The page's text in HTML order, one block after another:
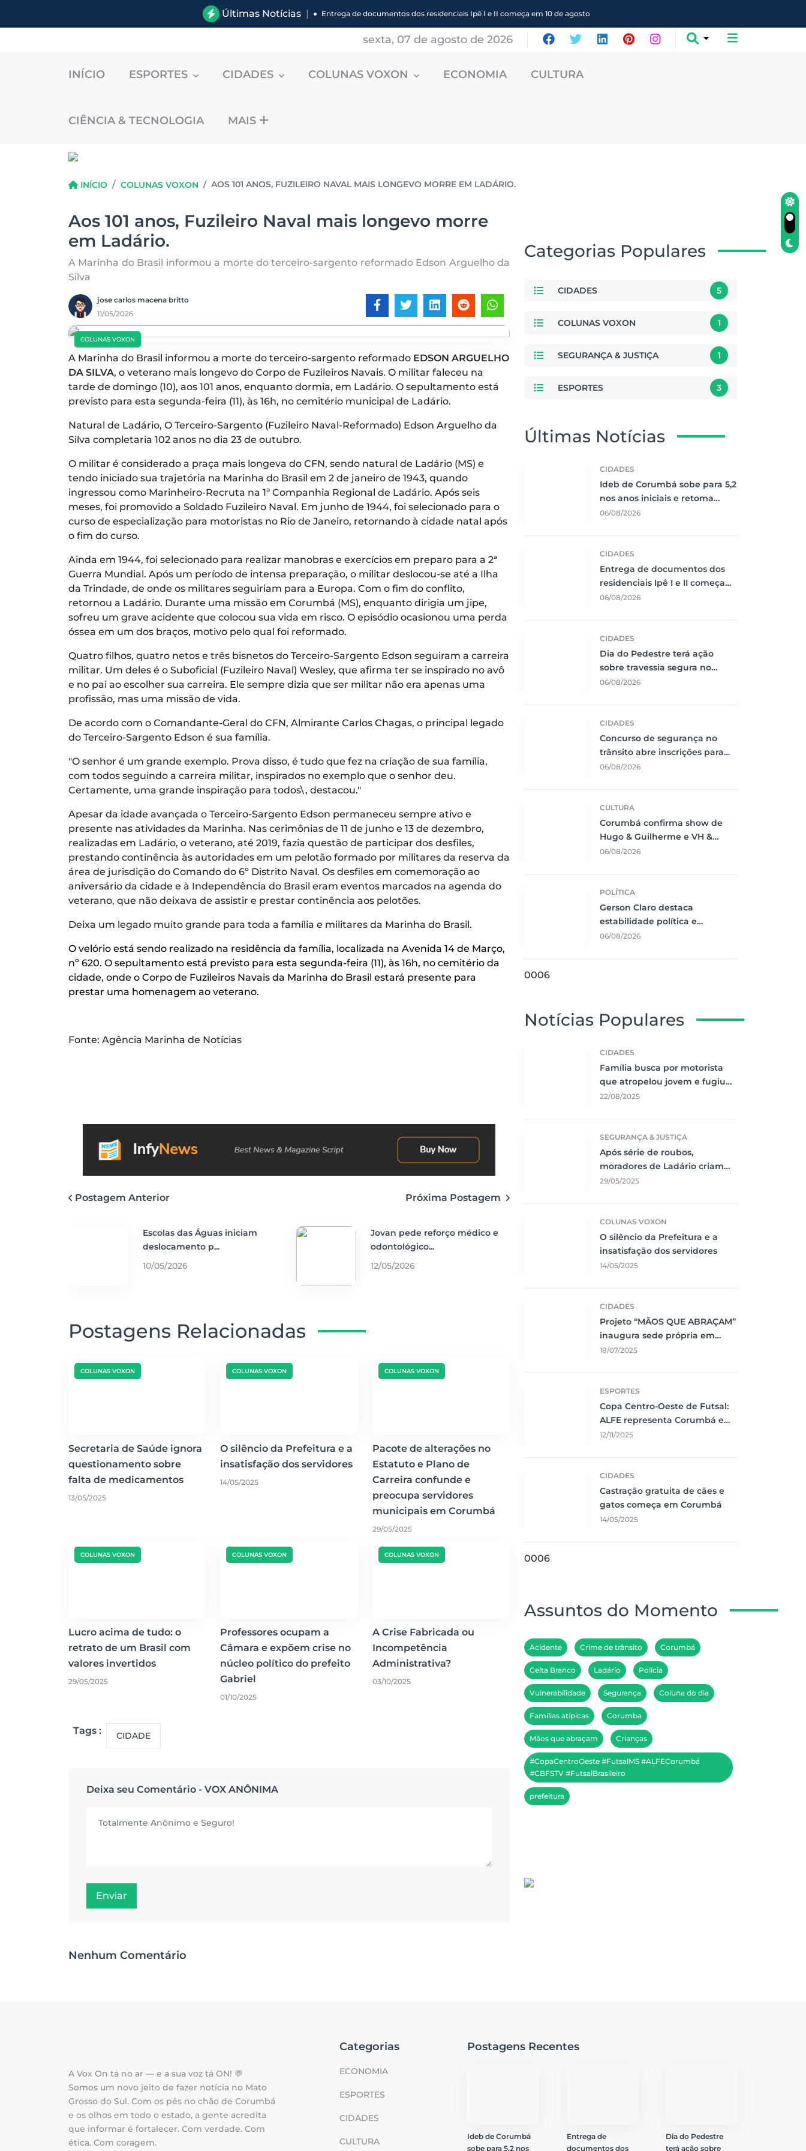
Últimas Notícias | Entrega de documentos dos residenciais Ipê I e II começa em 10 de agosto
sexta, 07 de agosto de 2026
INÍCIO ESPORTES CIDADES COLUNAS VOXON ECONOMIA CULTURA
CIÊNCIA & TECNOLOGIA MAIS
INÍCIO COLUNAS VOXON AOS 101 ANOS, FUZILEIRO NAVAL MAIS LONGEVO MORRE EM LADÁRIO.
Aos 101 anos, Fuzileiro Naval mais longevo morre
em Ladário.
A Marinha do Brasil informou a morte do terceiro-sargento reformado Edson Arguelho da
Silva
jose carlos macena britto
11/05/2026
COLUNAS VOXON
A Marinha do Brasil informou a morte do terceiro-sargento reformado EDSON ARGUELHO
DA SILVA, o veterano mais longevo do Corpo de Fuzileiros Navais. O militar faleceu na
tarde de domingo (10), aos 101 anos, enquanto dormia, em Ladário. O sepultamento está
previsto para esta segunda-feira (11), às 16h, no cemitério municipal de Ladário.
Natural de Ladário, O Terceiro-Sargento (Fuzileiro Naval-Reformado) Edson Arguelho da
Silva completaria 102 anos no dia 23 de outubro.
O militar é considerado a praça mais longeva do CFN, sendo natural de Ladário (MS) e
tendo iniciado sua trajetória na Marinha do Brasil em 2 de janeiro de 1943, quando
ingressou como Marinheiro-Recruta na 1ª Companhia Regional de Ladário. Após seis
meses, foi promovido a Soldado Fuzileiro Naval. Em junho de 1944, foi selecionado para o
curso de especialização para motoristas no Rio de Janeiro, retornando à cidade natal após
o fim do curso.
Ainda em 1944, foi selecionado para realizar manobras e exercícios em preparo para a 2ª
Guerra Mundial. Após um período de intensa preparação, o militar deslocou-se até a Ilha
da Trindade, de onde os militares seguiriam para a Europa. Com o fim do conflito,
retornou a Ladário. Durante uma missão em Corumbá (MS), enquanto dirigia um jipe,
sofreu um grave acidente que colocou sua vida em risco. O episódio ocasionou uma perda
óssea em um dos braços, motivo pelo qual foi reformado.
Quatro filhos, quatro netos e três bisnetos do Terceiro-Sargento Edson seguiram a carreira
militar. Um deles é o Suboficial (Fuzileiro Naval) Wesley, que afirma ter se inspirado no avô
e no pai ao escolher sua carreira. Ele sempre dizia que ser militar não era apenas uma
profissão, mas uma missão de vida.
De acordo com o Comandante-Geral do CFN, Almirante Carlos Chagas, o principal legado
do Terceiro-Sargento Edson é sua família.
"O senhor é um grande exemplo. Prova disso, é tudo que fez na criação de sua família,
com todos seguindo a carreira militar, inspirados no exemplo que o senhor deu.
Certamente, uma grande inspiração para todos\, destacou."
Apesar da idade avançada o Terceiro-Sargento Edson permaneceu sempre ativo e
presente nas atividades da Marinha. Nas cerimônias de 11 de junho e 13 de dezembro,
realizadas em Ladário, o veterano, até 2019, fazia questão de participar dos desfiles,
prestando continência às autoridades em um pelotão formado por militares da reserva da
área de jurisdição do Comando do 6º Distrito Naval. Os desfiles em comemoração ao
aniversário da cidade e à Independência do Brasil eram eventos marcados na agenda do
veterano, que não deixava de assistir e prestar continência aos pelotões.
Deixa um legado muito grande para toda a família e militares da Marinha do Brasil.
O velório está sendo realizado na residência da família, localizada na Avenida 14 de Março,
nº 620. O sepultamento está previsto para esta segunda-feira (11), às 16h, no cemitério da
cidade, onde o Corpo de Fuzileiros Navais da Marinha do Brasil estará presente para
prestar uma homenagem ao veterano.
Fonte: Agência Marinha de Notícias
Postagem Anterior Próxima Postagem
Escolas das Águas iniciam
deslocamento p...
10/05/2026
Jovan pede reforço médico e
odontológico...
12/05/2026
Postagens Relacionadas
COLUNAS VOXON
Secretaria de Saúde ignora
questionamento sobre
falta de medicamentos
13/05/2025
COLUNAS VOXON
O silêncio da Prefeitura e a
insatisfação dos servidores
14/05/2025
COLUNAS VOXON
Pacote de alterações no
Estatuto e Plano de
Carreira confunde e
preocupa servidores
municipais em Corumbá
29/05/2025
COLUNAS VOXON
Lucro acima de tudo: o
retrato de um Brasil com
valores invertidos
29/05/2025
COLUNAS VOXON
Professores ocupam a
Câmara e expõem crise no
núcleo político do prefeito
Gabriel
01/10/2025
COLUNAS VOXON
A Crise Fabricada ou
Incompetência
Administrativa?
03/10/2025
Tags : CIDADE
Deixa seu Comentário - VOX ANÔNIMA
Enviar
Nenhum Comentário
Categorias Populares
CIDADES 5
COLUNAS VOXON 1
SEGURANÇA & JUSTIÇA 1
ESPORTES 3
Últimas Notícias
CIDADES
Ideb de Corumbá sobe para 5,2
nos anos iniciais e retoma
maior nota histórica
06/08/2026
CIDADES
Entrega de documentos dos
residenciais Ipê I e II começa
em 10 de agosto
06/08/2026
CIDADES
Dia do Pedestre terá ação
sobre travessia segura no
centro de Corumbá
06/08/2026
CIDADES
Concurso de segurança no
trânsito abre inscrições para
estudantes de Corumbá
06/08/2026
CULTURA
Corumbá confirma show de
Hugo & Guilherme e VH &
Alexandre e fortalece
06/08/2026
POLÍTICA
Gerson Claro destaca
estabilidade política e
crescimento econômico de
06/08/2026
0006
Notícias Populares
CIDADES
Família busca por motorista
que atropelou jovem e fugiu
sem prestar socorro
22/08/2025
SEGURANÇA & JUSTIÇA
Após série de roubos,
moradores de Ladário criam
rede de segurança
29/05/2025
COLUNAS VOXON
O silêncio da Prefeitura e a
insatisfação dos servidores
14/05/2025
CIDADES
Projeto “MÃOS QUE ABRAÇAM”
inaugura sede própria em
Corumbá
18/07/2025
ESPORTES
Copa Centro-Oeste de Futsal:
ALFE representa Corumbá e
faz jogo emocionante contra o
12/11/2025
CIDADES
Castração gratuita de cães e
gatos começa em Corumbá
14/05/2025
0006
Assuntos do Momento
Acidente Crime de trânsito Corumbá
Celta Branco Ladário Polícia
Vulnerabilidade Segurança Coluna do dia
Famílias atípicas Corumba
Mãos que abraçam Crianças
#CopaCentroOeste #FutsalMS #ALFECorumbá
#CBFSTV #FutsalBrasileiro
prefeitura
A Vox On tá no ar — e a sua voz tá ON! 💬
Somos um novo jeito de fazer notícia no Mato
Grosso do Sul. Com os pés no chão de Corumbá
e os olhos em todo o estado, a gente acredita
que informar é fortalecer. Com verdade. Com
ética. Com coragem.
Categorias
ECONOMIA
ESPORTES
CIDADES
CULTURA
Postagens Recentes
Ideb de Corumbá
sobe para 5,2 nos
Entrega de
documentos dos
Dia do Pedestre
terá ação sobre